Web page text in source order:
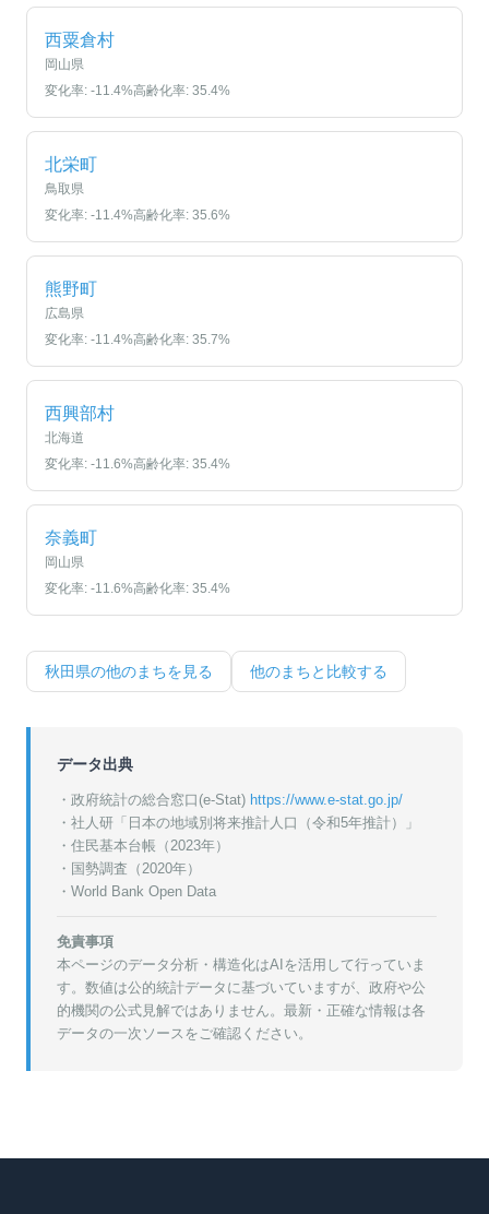
西粟倉村
岡山県
変化率: -11.4%高齢化率: 35.4%
北栄町
鳥取県
変化率: -11.4%高齢化率: 35.6%
熊野町
広島県
変化率: -11.4%高齢化率: 35.7%
西興部村
北海道
変化率: -11.6%高齢化率: 35.4%
奈義町
岡山県
変化率: -11.6%高齢化率: 35.4%
秋田県の他のまちを見る 他のまちと比較する
データ出典
・政府統計の総合窓口(e-Stat) https://www.e-stat.go.jp/
・ 社人研「日本の地域別将来推計人口（令和5年推計）」
・ 住民基本台帳（2023年）
・ 国勢調査（2020年）
・World Bank Open Data
免責事項
本ページのデータ分析・構造化はAIを活用して行っていま
す。数値は公的統計データに基づいていますが、政府や公
的機関の公式見解ではありません。最新・正確な情報は各
データの一次ソースをご確認ください。